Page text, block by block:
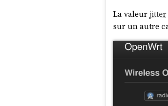
La valeur jitter
sur un autre